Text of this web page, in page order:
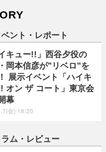
ベント・レポート
イキュー!!」西谷夕役の
岡本信彦が”リベロ”を
展示イベント「ハイキ
オン ザ コート」東京会
幕
金) 18:20
ラム・レビュー